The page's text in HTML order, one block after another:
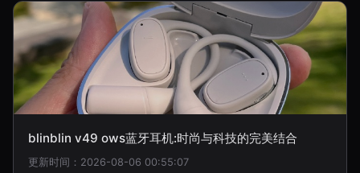
blinblin v49 ows蓝牙耳机:时尚与科技的完美结合
更新时间：2026-08-06 00:55:07